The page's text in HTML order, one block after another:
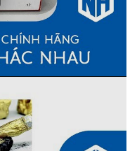
phát hiện ra hàng giả,